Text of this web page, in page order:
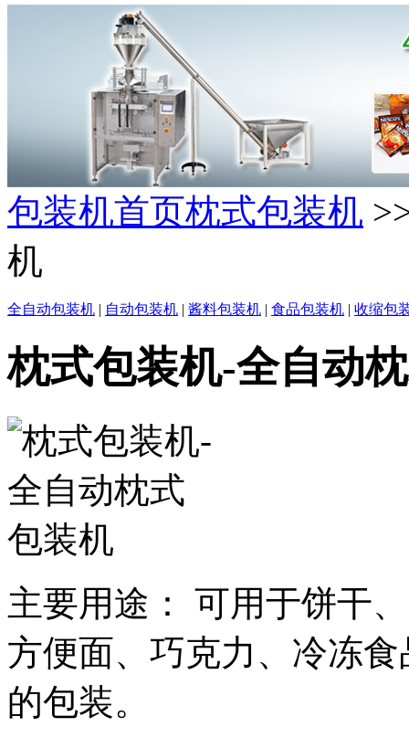
包装机首页枕式包装机
机
全自动包装机 | 自动包装机 | 酱料包装机 | 食品包装机 | 收缩包
枕式包装机-全自动
主要用途： 可用于饼干
方便面、巧克力、冷冻
的包装。